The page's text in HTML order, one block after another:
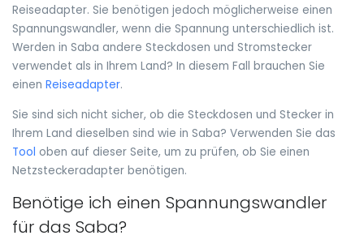
Reiseadapter. Sie benötigen jedoch möglicherweise einen
Spannungswandler, wenn die Spannung unterschiedlich ist.
Werden in Saba andere Steckdosen und Stromstecker
verwendet als in Ihrem Land? In diesem Fall brauchen Sie
einen Reiseadapter.
Sie sind sich nicht sicher, ob die Steckdosen und Stecker in
Ihrem Land dieselben sind wie in Saba? Verwenden Sie das
Tool oben auf dieser Seite, um zu prüfen, ob Sie einen
Netzsteckeradapter benötigen.
Benötige ich einen Spannungswandler
für das Saba?